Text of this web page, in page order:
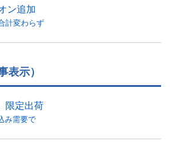
ン追加
計変わらず
表示）
限定出荷
み需要で